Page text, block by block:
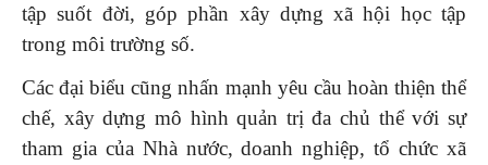
tập suốt đời, góp phần xây dựng xã hội học tập
trong môi trường số.
Các đại biểu cũng nhấn mạnh yêu cầu hoàn thiện thể
chế, xây dựng mô hình quản trị đa chủ thể với sự
tham gia của Nhà nước, doanh nghiệp, tổ chức xã